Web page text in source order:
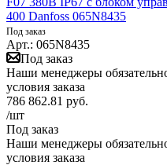
400 Danfoss 065N8435
Под заказ
Арт.: 065N8435
Под заказ
Наши менеджеры
условия заказа
786 862.81 руб.
/шт
Под заказ
Наши менеджеры
условия заказа